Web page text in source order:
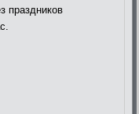
праздников